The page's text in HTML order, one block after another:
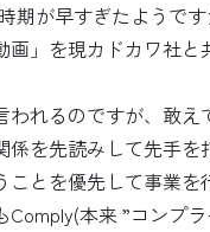
期が早すぎたようで
」を現カドカワ社
れるのですが、敢
を先読みして先手を
とを優先して事業
本来 ”コンプ